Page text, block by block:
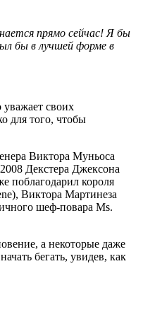
прямо сейчас! Я бы
бы в лучшей форме в
своих
для того, чтобы
Виктора Муньоса
Декстера Джексона
поблагодарил короля
Виктора Мартинеза
шеф-повара Ms.
а некоторые даже
бегать, увидев, как